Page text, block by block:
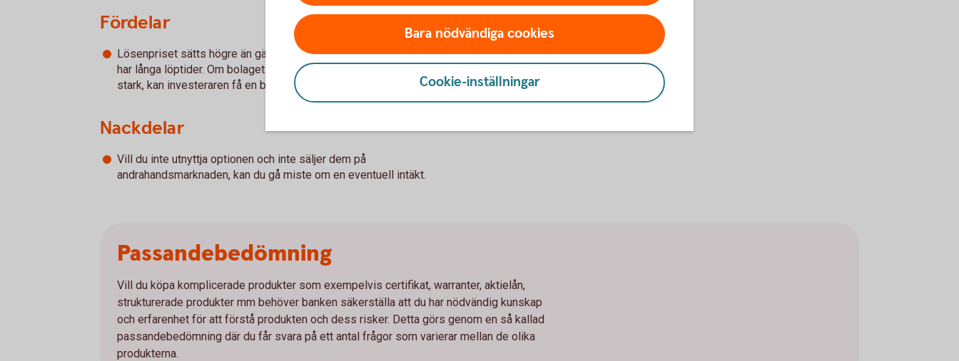
Fördelar
Lösenpriset sätts högre än gällande marknadskurs då dessa kontrakt
har långa löptider. Om bolaget går bra och framtidstron på aktien är
stark, kan investeraren få en bra hävstång på sin option.
Nackdelar
Vill du inte utnyttja optionen och inte säljer dem på
andrahandsmarknaden, kan du gå miste om en eventuell intäkt.
Passandebedömning
Vill du köpa komplicerade produkter som exempelvis certifikat, warranter, aktielån,
strukturerade produkter mm behöver banken säkerställa att du har nödvändig kunskap
och erfarenhet för att förstå produkten och dess risker. Detta görs genom en så kallad
passandebedömning där du får svara på ett antal frågor som varierar mellan de olika
produkterna.
Bara nödvändiga cookies
Cookie-inställningar